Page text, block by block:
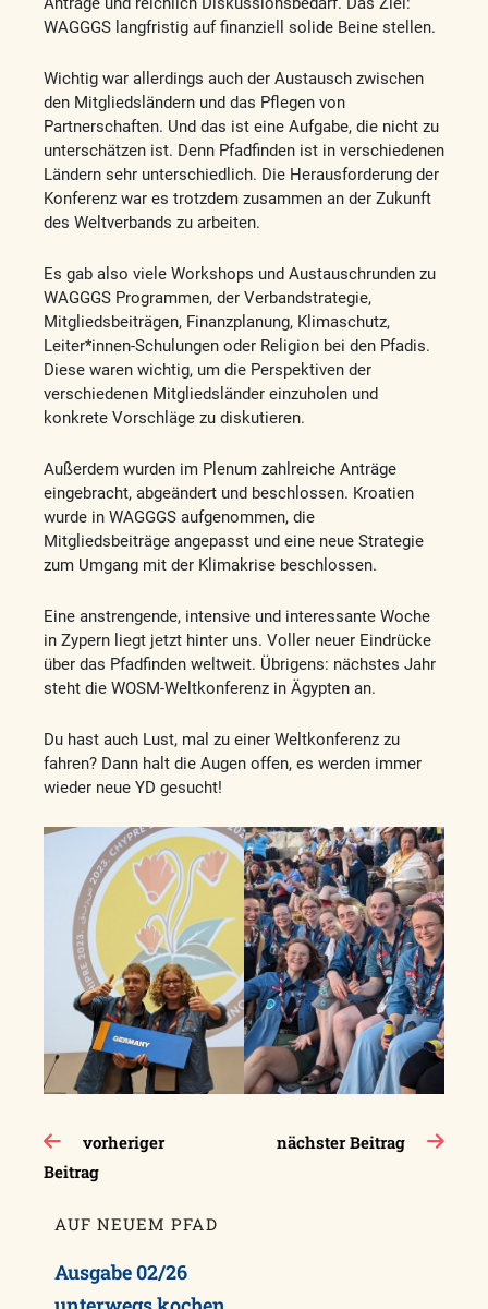
WAGGGS langfristig auf finanziell solide Beine stellen.
Wichtig war allerdings auch der Austausch zwischen
den Mitgliedsländern und das Pflegen von
Partnerschaften. Und das ist eine Aufgabe, die nicht zu
unterschätzen ist. Denn Pfadfinden ist in verschiedenen
Ländern sehr unterschiedlich. Die Herausforderung der
Konferenz war es trotzdem zusammen an der Zukunft
des Weltverbands zu arbeiten.
Es gab also viele Workshops und Austauschrunden zu
WAGGGS Programmen, der Verbandstrategie,
Mitgliedsbeiträgen, Finanzplanung, Klimaschutz,
Leiter*innen-Schulungen oder Religion bei den Pfadis.
Diese waren wichtig, um die Perspektiven der
verschiedenen Mitgliedsländer einzuholen und
konkrete Vorschläge zu diskutieren.
Außerdem wurden im Plenum zahlreiche Anträge
eingebracht, abgeändert und beschlossen. Kroatien
wurde in WAGGGS aufgenommen, die
Mitgliedsbeiträge angepasst und eine neue Strategie
zum Umgang mit der Klimakrise beschlossen.
Eine anstrengende, intensive und interessante Woche
in Zypern liegt jetzt hinter uns. Voller neuer Eindrücke
über das Pfadfinden weltweit. Übrigens: nächstes Jahr
steht die WOSM-Weltkonferenz in Ägypten an.
Du hast auch Lust, mal zu einer Weltkonferenz zu
fahren? Dann halt die Augen offen, es werden immer
wieder neue YD gesucht!
Beitragsnavigation
vorheriger
Beitrag
nächster Beitrag
AUF NEUEM PFAD
Ausgabe 02/26